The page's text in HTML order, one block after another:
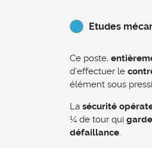
Etudes
Ce poste,
d’effectuer le
élément sous
La sécurité
¼ de tour qui
défaillance